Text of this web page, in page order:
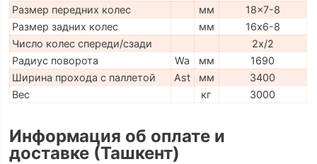
Размер передних колес
мм
18x7-8
Размер задних колес
мм
16х6-8
Число колес спереди/сзади
2x/2
Радиус поворота
Wa мм
1690
Ширина прохода с паллетой
Ast мм
3400
Вес
кг 3000
Информация об оплате и
доставке (Ташкент)